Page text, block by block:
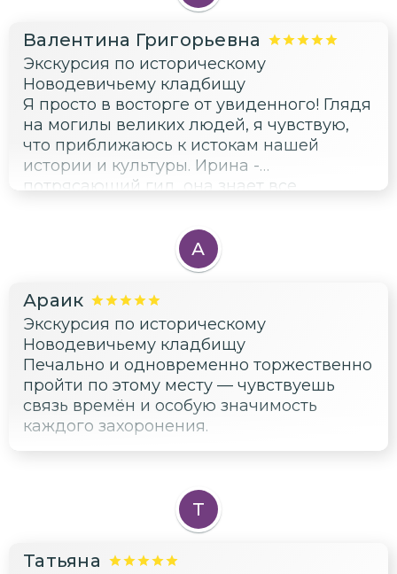
Валентина Григорьевна
Экскурсия по историческому
Новодевичьему кладбищу
Я просто в восторге от увиденного! Глядя
на могилы великих людей, я чувствую,
что приближаюсь к истокам нашей
истории и культуры. Ирина -
потрясающий гид, она знает все
А
Араик
Экскурсия по историческому
Новодевичьему кладбищу
Печально и одновременно торжественно
пройти по этому месту — чувствуешь
связь времён и особую значимость
каждого захоронения.
Т
Татьяна